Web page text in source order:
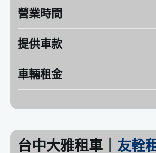
營業時間
台中市西屯區臺灣大道二段
提供車款
車輛租金
台中大雅租車｜ 友輇